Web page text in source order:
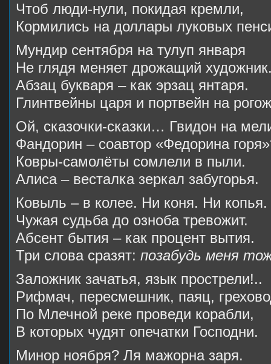
Чтоб люди-нули, покидая кремли,
Кормились на доллары луковых
Мундир сентября на тулуп января
Не глядя меняет дрожащий
Абзац букваря – как эрзац янтаря.
Глинтвейны царя и портвейн на
Ой, сказочки-сказки… Гвидон на
Фандорин – соавтор «Федорина
Ковры-самолёты сомлели в пыли.
Алиса – весталка зеркал забугорья.
Ковыль – в колее. Ни коня. Ни копья.
Чужая судьба до озноба тревожит.
Абсент бытия – как процент вытия.
Три слова сразят: позабудь меня
Заложник зачатья, язык прострели!..
Рифмач, пересмешник, паяц,
По Млечной реке проведи корабли,
В которых чудят опечатки Господни.
Минор ноября? Ля мажорна заря.